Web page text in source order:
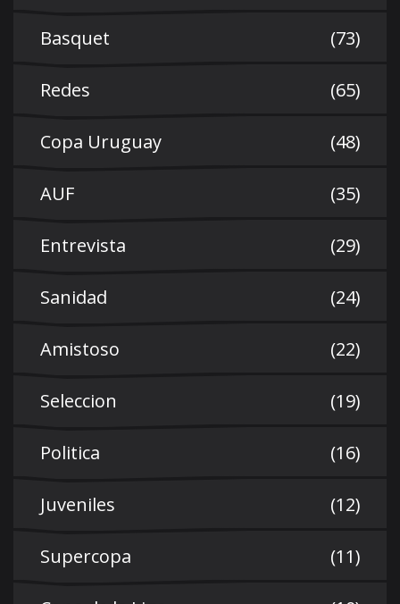
Basquet (73)
Redes (65)
Copa Uruguay (48)
AUF (35)
Entrevista (29)
Sanidad (24)
Amistoso (22)
Seleccion (19)
Politica (16)
Juveniles (12)
Supercopa (11)